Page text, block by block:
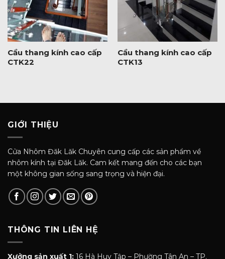
Cầu thang kính cao cấp
CTK22
Cầu thang kính cao cấp
CTK13
GIỚI THIỆU
Cửa Nhôm Đăk Lăk Chuyên cung cấp các sản phẩm về
nhôm kính tại Đăk Lăk. Cam kết mang đến cho các bạn
một không gian sống sang trọng và hiện đại.
THÔNG TIN LIÊN HỆ
Xưởng sản xuất 1: 16 Hà Huy Tập – Phường Tân An – TP.